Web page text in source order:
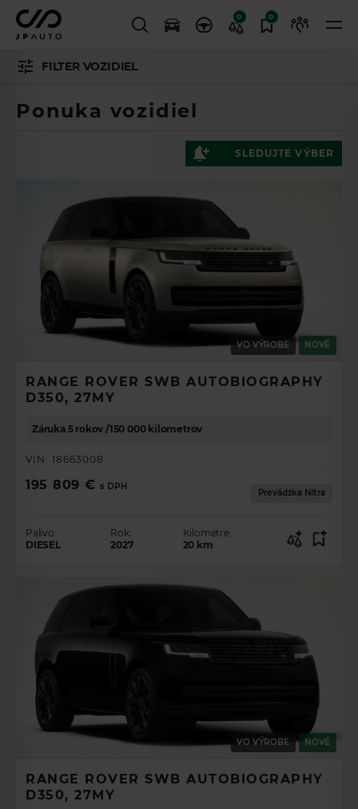
0 0
FILTER VOZIDIEL
Ponuka vozidiel
SLEDUJTE VÝBER
VO VÝROBE NOVÉ
RANGE ROVER SWB AUTOBIOGRAPHY
D350, 27MY
Záruka 5 rokov /150 000 kilometrov
VIN: 18663008
195 809 € s DPH
Prevádzka Nitra
Palivo:
DIESEL
Rok:
2027
Kilometre:
20 km
VO VÝROBE NOVÉ
RANGE ROVER SWB AUTOBIOGRAPHY
D350, 27MY